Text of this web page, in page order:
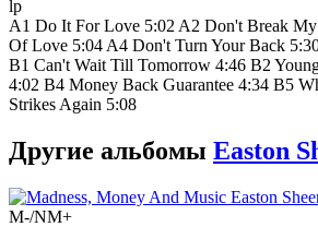
lp
A1 Do It For Love 5:02 A2 Don't Break
Of Love 5:04 A4 Don't Turn Your Back
B1 Can't Wait Till Tomorrow 4:46 B2
4:02 B4 Money Back Guarantee 4:34 B5
Strikes Again 5:08
Другие альбомы Easton
M-/NM+